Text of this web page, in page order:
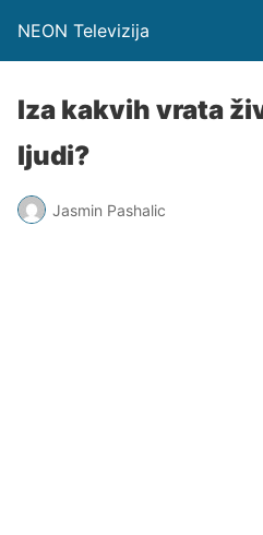
NEON Televizija
Iza kakvih vrata
ljudi?
Jasmin Pashalic